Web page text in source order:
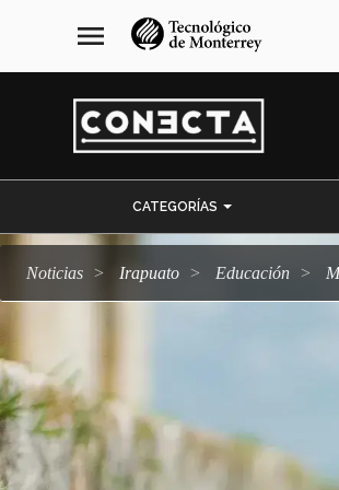
navegación
principal
menu
CATEGORÍAS
Noticias Irapuato Educación